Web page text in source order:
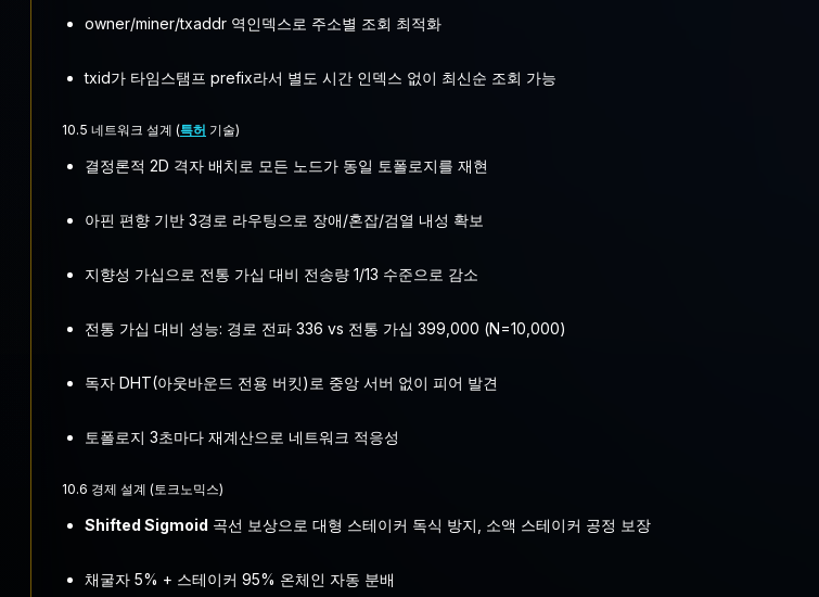
owner/miner/txaddr 역인덱스로 주소별 조회 최적화
txid가 타임스탬프 prefix라서 별도 시간 인덱스 없이 최신순 조회 가능
10.5 네트워크 설계 (특허 기술)
결정론적 2D 격자 배치로 모든 노드가 동일 토폴로지를 재현
아핀 편향 기반 3경로 라우팅으로 장애/혼잡/검열 내성 확보
지향성 가십으로 전통 가십 대비 전송량 1/13 수준으로 감소
전통 가십 대비 성능: 경로 전파 336 vs 전통 가십 399,000 (N=10,000)
독자 DHT(아웃바운드 전용 버킷)로 중앙 서버 없이 피어 발견
토폴로지 3초마다 재계산으로 네트워크 적응성
10.6 경제 설계 (토크노믹스)
Shifted Sigmoid 곡선 보상으로 대형 스테이커 독식 방지, 소액 스테이커 공정 보장
채굴자 5% + 스테이커 95% 온체인 자동 분배